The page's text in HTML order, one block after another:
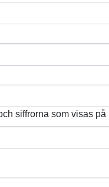
siffrorna som visas